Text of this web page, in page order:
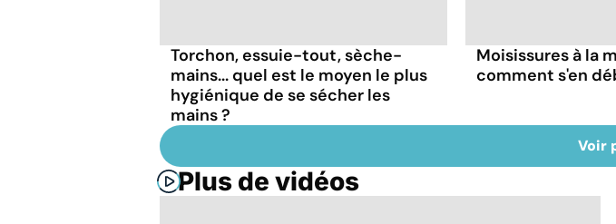
Torchon, essuie-tout, sèche-
mains... quel est le moyen le plus
hygiénique de se sécher les
mains ?
Moisissures à la
comment s'en
Voir
Plus de vidéos